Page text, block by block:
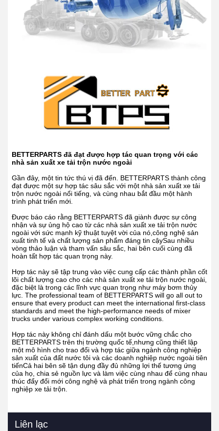
BETTERPARTS đã đạt được hợp tác quan trọng với các
nhà sản xuất xe tải trộn nước ngoài
Gần đây, một tin tức thú vị đã đến. BETTERPARTS thành công
đạt được một sự hợp tác sâu sắc với một nhà sản xuất xe tải
trộn nước ngoài nổi tiếng, và cùng nhau bắt đầu một hành
trình phát triển mới.
Được báo cáo rằng BETTERPARTS đã giành được sự công
nhận và sự ủng hộ cao từ các nhà sản xuất xe tải trộn nước
ngoài với sức mạnh kỹ thuật tuyệt vời của nó,công nghệ sản
xuất tinh tế và chất lượng sản phẩm đáng tin cậySau nhiều
vòng thảo luận và tham vấn sâu sắc, hai bên cuối cùng đã
hoàn tất hợp tác quan trọng này.
Hợp tác này sẽ tập trung vào việc cung cấp các thành phần cốt
lõi chất lượng cao cho các nhà sản xuất xe tải trộn nước ngoài,
đặc biệt là trong các lĩnh vực quan trọng như máy bơm thủy
lực. The professional team of BETTERPARTS will go all out to
ensure that every product can meet the international first-class
standards and meet the high-performance needs of mixer
trucks under various complex working conditions.
Hợp tác này không chỉ đánh dấu một bước vững chắc cho
BETTERPARTS trên thị trường quốc tế,nhưng cũng thiết lập
một mô hình cho trao đổi và hợp tác giữa ngành công nghiệp
sản xuất của đất nước tôi và các doanh nghiệp nước ngoài tiên
tiếnCả hai bên sẽ tận dụng đầy đủ những lợi thế tương ứng
của họ, chia sẻ nguồn lực và làm việc cùng nhau để cùng nhau
thúc đẩy đổi mới công nghệ và phát triển trong ngành công
nghiệp xe tải trộn.
Liên lạc